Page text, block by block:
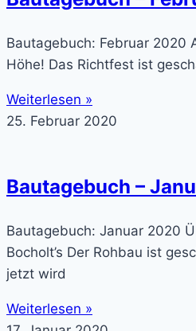
Bautagebuch: Februar 2020
Höhe! Das Richtfest ist
Weiterlesen »
25. Februar 2020
Bautagebuch –
Bautagebuch: Januar 2020
Bocholt’s Der Rohbau ist
jetzt wird
Weiterlesen »